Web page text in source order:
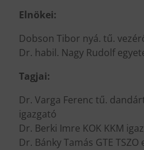
Elnökei:
Dobson Tibor nyá. tű.
Dr. habil. Nagy Rudolf
Tagjai:
Dr. Varga Ferenc tű.
igazgató
Dr. Berki Imre KOK KKM
Dr. Bánky Tamás GTE TSZO